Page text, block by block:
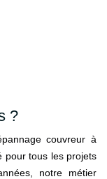
?
couvreur à
pour tous les projets
notre métier